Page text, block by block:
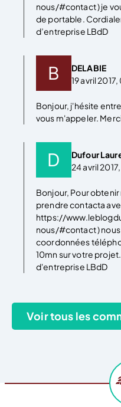
nous/#contact ) je
de portable.
d’entreprise LBdD
DELABIE
19 avril
Bonjour, j'hésite
vous m'appeler.
Dufour
24 avril
Bonjour, Pour
prendre contacta
https://
nous/#contact )
coordonnées
10mn sur votre
d'entreprise LBdD